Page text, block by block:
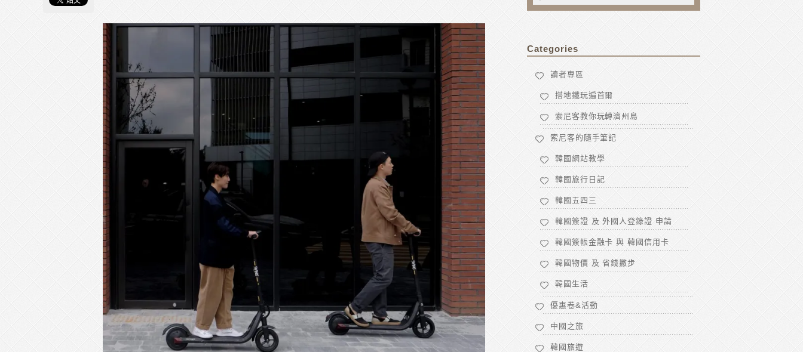
Categories
讀者專區
搭地鐵玩遍首爾
索尼客教你玩轉濟州島
索尼客的隨手筆記
韓國網站教學
韓國旅行日記
韓國五四三
韓國簽證 及 外國人登錄證 申請
韓國簽帳金融卡 與 韓國信用卡
韓國物價 及 省錢撇步
韓國生活
優惠卷&活動
中國之旅
韓國旅遊